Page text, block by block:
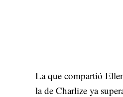
La que compartió
la de Charlize ya